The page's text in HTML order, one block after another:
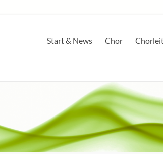
Start & News Chor